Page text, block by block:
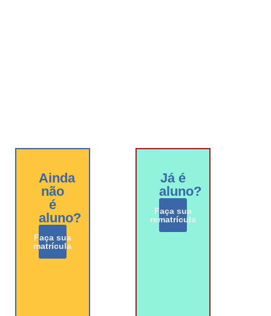
Ainda
não
é
aluno?
Faça sua
matrícula
Já é
aluno?
Faça sua
rematrícula